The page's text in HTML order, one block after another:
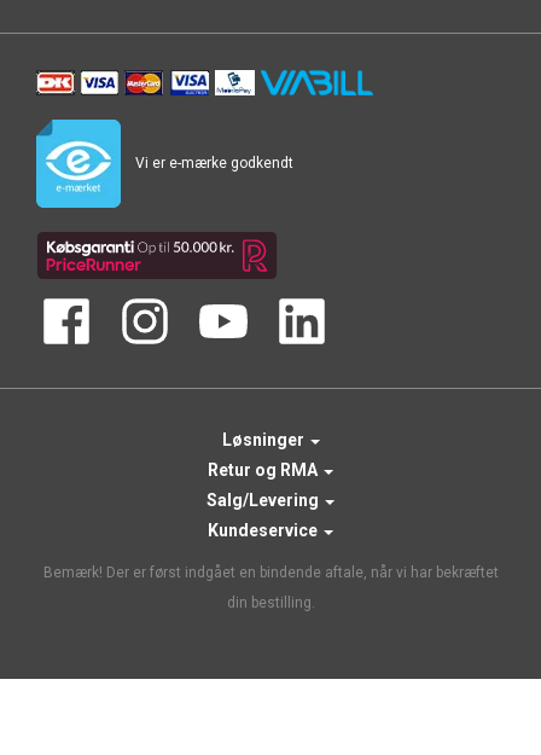
Vi er e-mærke godkendt
Løsninger
Retur og RMA
Salg/Levering
Kundeservice
Bemærk! Der er først indgået en bindende aftale, når vi har bekræftet
din bestilling.